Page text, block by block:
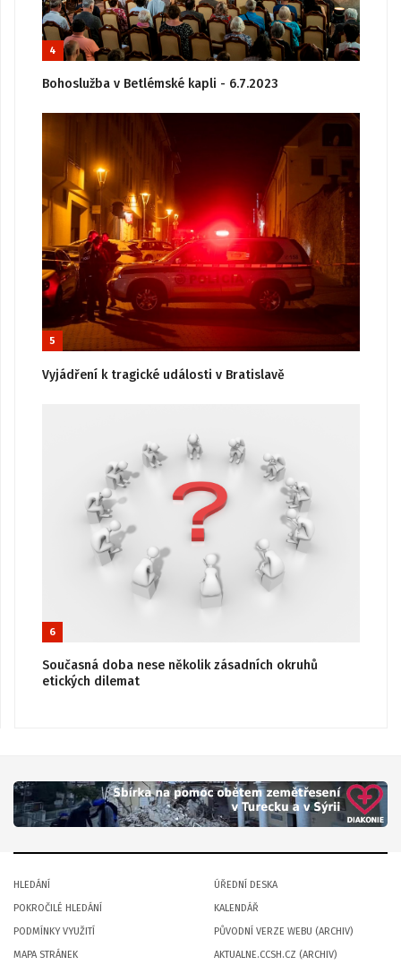
4
Bohoslužba v Betlémské kapli - 6.7.2023
5
Vyjádření k tragické události v Bratislavě
6
Současná doba nese několik zásadních okruhů
etických dilemat
HLEDÁNÍ
POKROČILÉ HLEDÁNÍ
PODMÍNKY VYUŽITÍ
MAPA STRÁNEK
ÚŘEDNÍ DESKA
KALENDÁŘ
PŮVODNÍ VERZE WEBU (ARCHIV)
AKTUALNE.CCSH.CZ (ARCHIV)